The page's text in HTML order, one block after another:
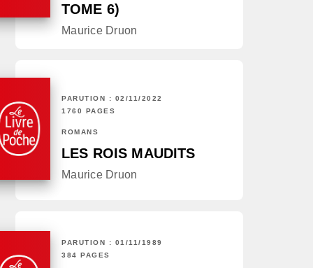
TOME 6)
Maurice Druon
PARUTION : 02/11/2022
1760 PAGES
ROMANS
LES ROIS MAUDITS
Maurice Druon
PARUTION : 01/11/1989
384 PAGES